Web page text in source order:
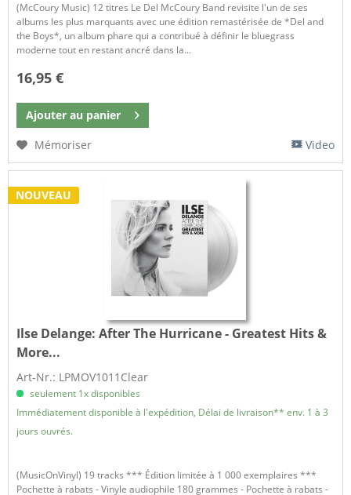
(McCoury Music) 12 titres Le Del McCoury Band revisite l'un de ses
albums les plus marquants avec une édition remastérisée de *Del and
the Boys*, un album phare qui a contribué à définir le bluegrass
moderne tout en restant ancré dans la...
16,95 €
Ajouter au panier
Mémoriser
Video
NOUVEAU
Ilse Delange:After The Hurricane - Greatest Hits &
More...
Art-Nr.: LPMOV1011Clear
seulement 1x disponibles
Immédiatement disponible à l'expédition, Délai de livraison** env. 1 à 3
jours ouvrés.
(MusicOnVinyl) 19 tracks *** Édition limitée à 1 000 exemplaires ***
Pochette à rabats - Vinyle audiophile 180 grammes - Pochette à rabats -